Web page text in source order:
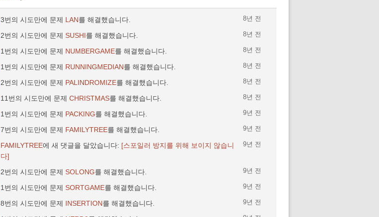
8년 전
3번의 시도만에 문제 LAN를 해결했습니다.
8년 전
2번의 시도만에 문제 SUSHI를 해결했습니다.
8년 전
1번의 시도만에 문제 NUMBERGAME를 해결했습니다.
8년 전
1번의 시도만에 문제 RUNNINGMEDIAN를 해결했습니다.
8년 전
2번의 시도만에 문제 PALINDROMIZE를 해결했습니다.
8년 전
11번의 시도만에 문제 CHRISTMAS를 해결했습니다.
9년 전
1번의 시도만에 문제 PACKING를 해결했습니다.
9년 전
7번의 시도만에 문제 FAMILYTREE를 해결했습니다.
9년 전
FAMILYTREE에 새 댓글을 달았습니다: [스포일러 방지를 위해 보이지 않습니
다]
9년 전
2번의 시도만에 문제 SOLONG를 해결했습니다.
9년 전
1번의 시도만에 문제 SORTGAME를 해결했습니다.
9년 전
8번의 시도만에 문제 INSERTION를 해결했습니다.